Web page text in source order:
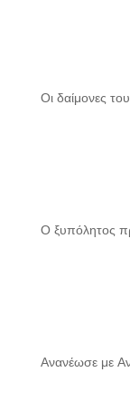
Οι δαίμονες
Ο ξυπόλητος
Ανανέωσε με